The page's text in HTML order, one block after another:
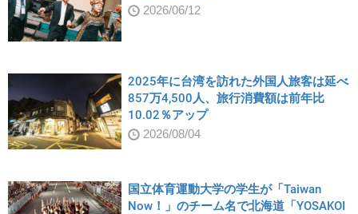
2026/06/12
2025年に台湾を訪れた外国人旅客は延べ
857万4,500人、旅行消費額は前年比
10.02％アップ
2026/08/04
国立体育運動大学の学生が「Taiwan
Now！」のチーム名で北海道「YOSAKOI